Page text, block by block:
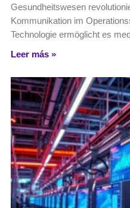
Gesundheitswesen
Kommunikation im
Technologie ermöglicht es
Leer más »